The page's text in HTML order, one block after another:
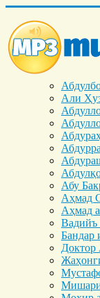
Али
Абу
Аҳмад
Аҳмад
Вадийъ
Бандар